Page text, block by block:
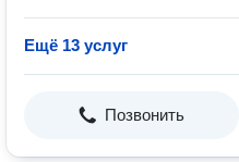
Ещё 13 услуг
Позвонить